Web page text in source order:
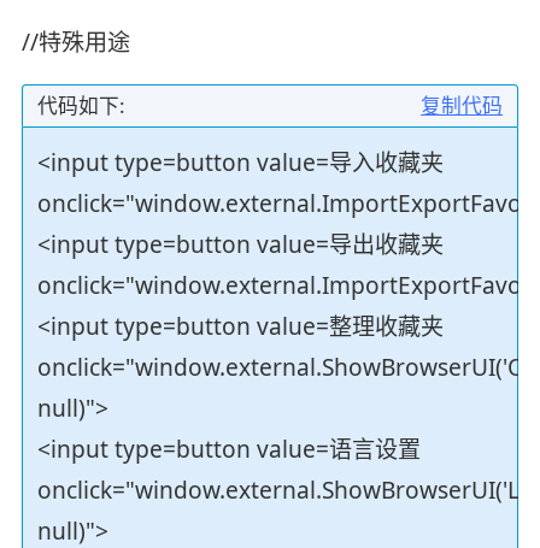
//特殊用途
复制代码
代码如下:
<input type=button value=导入收藏夹
<input type=button value=导出收藏夹
<input type=button value=整理收藏夹
null)">
<input type=button value=语言设置
null)">